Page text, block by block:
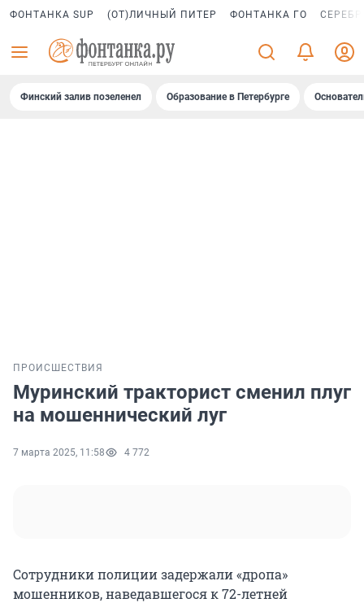
ФОНТАНКА SUP (ОТ)ЛИЧНЫЙ ПИТЕР ФОНТАНКА ГО
Финский залив позеленел Образование в Петербурге
ПРОИСШЕСТВИЯ
Муринский тракторист сменил плуг
на мошеннический луг
7 марта 2025, 11:58 4 772
Сотрудники полиции задержали «дропа»
мошенников, наведавшегося к 72-летней